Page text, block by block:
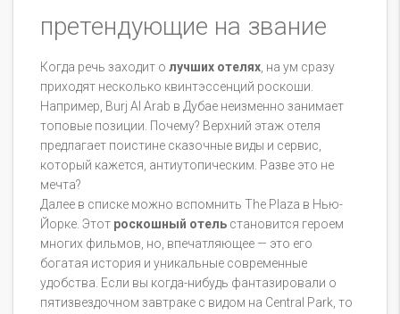
претендующие на звание
Когда речь заходит о лучших отелях, на ум сразу
приходят несколько квинтэссенций роскоши.
Например, Burj Al Arab в Дубае неизменно занимает
топовые позиции. Почему? Верхний этаж отеля
предлагает поистине сказочные виды и сервис,
который кажется, антиутопическим. Разве это не
мечта?
Далее в списке можно вспомнить The Plaza в Нью-
Йорке. Этот роскошный отель становится героем
многих фильмов, но, впечатляющее — это его
богатая история и уникальные современные
удобства. Если вы когда-нибудь фантазировали о
пятизвездочном завтраке с видом на Central Park, то